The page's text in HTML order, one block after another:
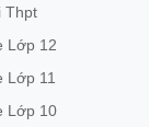
Thpt
Lớp 12
Lớp 11
Lớp 10